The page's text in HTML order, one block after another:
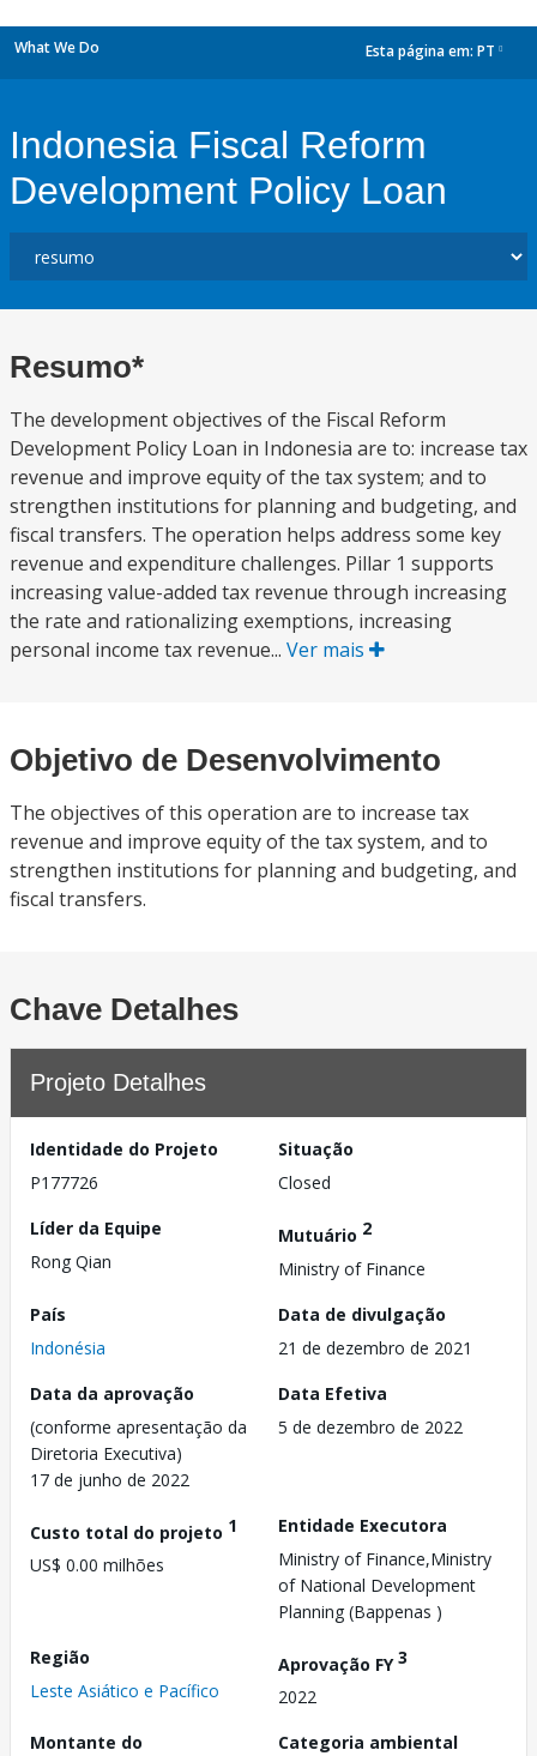
What We Do Esta página em: PT
Indonesia Fiscal Reform
Development Policy Loan
Resumo*
The development objectives of the Fiscal Reform
Development Policy Loan in Indonesia are to: increase tax
revenue and improve equity of the tax system; and to
strengthen institutions for planning and budgeting, and
fiscal transfers. The operation helps address some key
revenue and expenditure challenges. Pillar 1 supports
increasing value-added tax revenue through increasing
the rate and rationalizing exemptions, increasing
personal income tax revenue... Ver mais
Objetivo de Desenvolvimento
The objectives of this operation are to increase tax
revenue and improve equity of the tax system, and to
strengthen institutions for planning and budgeting, and
fiscal transfers.
Chave Detalhes
Projeto Detalhes
Identidade do Projeto
P177726
Situação
Closed
Líder da Equipe
Rong Qian
Mutuário 2
Ministry of Finance
País
Indonésia
Data de divulgação
21 de dezembro de 2021
Data da aprovação
(conforme apresentação da
Diretoria Executiva)
17 de junho de 2022
Data Efetiva
5 de dezembro de 2022
Custo total do projeto 1
US$ 0.00 milhões
Entidade Executora
Ministry of Finance,Ministry
of National Development
Planning (Bappenas )
Região
Leste Asiático e Pacífico
Aprovação FY3
2022
Montante do
Categoria ambiental